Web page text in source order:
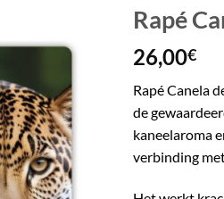
Rapé
26,00€
Rapé Canela
de
kaneelaroma
verbinding